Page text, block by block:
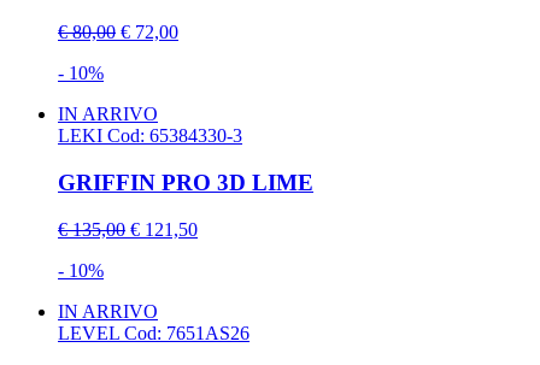
€ 80,00 € 72,00
- 10%
IN ARRIVO
LEKI Cod: 65384330-3
GRIFFIN PRO 3D LIME
€ 135,00 € 121,50
- 10%
IN ARRIVO
LEVEL Cod: 7651AS26